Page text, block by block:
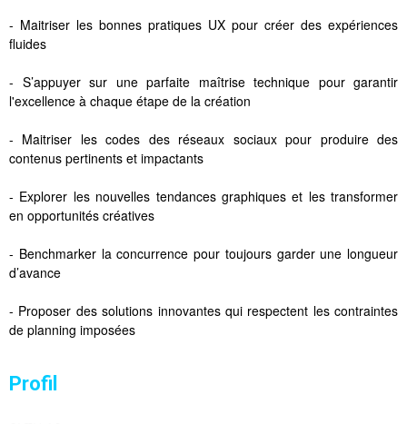
- Maitriser les bonnes pratiques UX pour créer des expériences
fluides
- S’appuyer sur une parfaite maîtrise technique pour garantir
l'excellence à chaque étape de la création
- Maitriser les codes des réseaux sociaux pour produire des
contenus pertinents et impactants
- Explorer les nouvelles tendances graphiques et les transformer
en opportunités créatives
- Benchmarker la concurrence pour toujours garder une longueur
d’avance
- Proposer des solutions innovantes qui respectent les contraintes
de planning imposées
Profil